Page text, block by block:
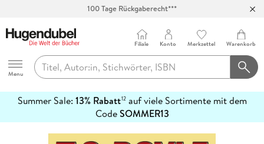
100 Tage Rückgaberecht***
Hugendubel
Menu
Filiale Konto Merkzettel Warenkorb
Summer Sale: 13% Rabatt12auf viele Sortimente mit dem
CodeSOMMER13
erfahren